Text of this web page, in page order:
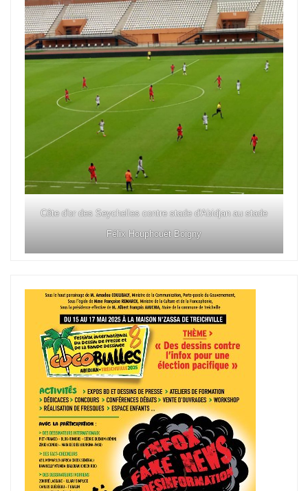
Côte d'or des Seychelles contre stade d'Abidjan au stade
Félix Houphouët Boigny